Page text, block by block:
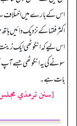
اس کے بارے میں
اکثر فقہا کے نزدیک دائیں
اس لیے کہ انگوٹھی ایک
سونے کی یہ انگوٹھی جسے
بات ہے۔
[سنن ترمذي مجلس